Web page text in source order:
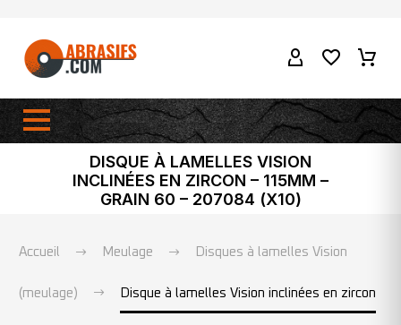
DISQUE À LAMELLES VISION
INCLINÉES EN ZIRCON – 115MM –
GRAIN 60 – 207084 (X10)
Accueil Meulage Disques à lamelles Vision
(meulage) Disque à lamelles Vision inclinées en zircon